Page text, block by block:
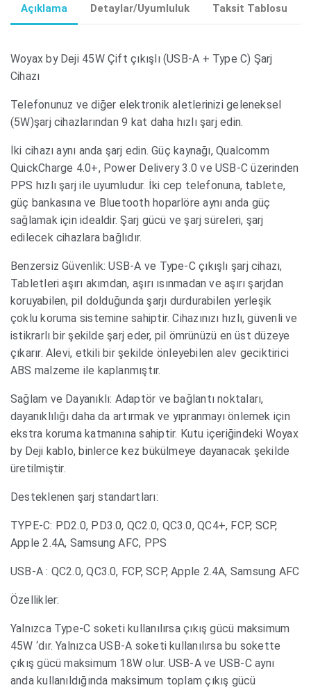
Açıklama Detaylar/Uyumluluk Taksit Tablosu
Woyax by Deji 45W Çift çıkışlı (USB-A + Type C) Şarj
Cihazı
Telefonunuz ve diğer elektronik aletlerinizi geleneksel
(5W)şarj cihazlarından 9 kat daha hızlı şarj edin.
İki cihazı aynı anda şarj edin. Güç kaynağı, Qualcomm
QuickCharge 4.0+, Power Delivery 3.0 ve USB-C üzerinden
PPS hızlı şarj ile uyumludur. İki cep telefonuna, tablete,
güç bankasına ve Bluetooth hoparlöre aynı anda güç
sağlamak için idealdir. Şarj gücü ve şarj süreleri, şarj
edilecek cihazlara bağlıdır.
Benzersiz Güvenlik: USB-A ve Type-C çıkışlı şarj cihazı,
Tabletleri aşırı akımdan, aşırı ısınmadan ve aşırı şarjdan
koruyabilen, pil dolduğunda şarjı durdurabilen yerleşik
çoklu koruma sistemine sahiptir. Cihazınızı hızlı, güvenli ve
istikrarlı bir şekilde şarj eder, pil ömrünüzü en üst düzeye
çıkarır. Alevi, etkili bir şekilde önleyebilen alev geciktirici
ABS malzeme ile kaplanmıştır.
Sağlam ve Dayanıklı: Adaptör ve bağlantı noktaları,
dayanıklılığı daha da artırmak ve yıpranmayı önlemek için
ekstra koruma katmanına sahiptir. Kutu içeriğindeki Woyax
by Deji kablo, binlerce kez bükülmeye dayanacak şekilde
üretilmiştir.
Desteklenen şarj standartları:
TYPE-C: PD2.0, PD3.0, QC2.0, QC3.0, QC4+, FCP, SCP,
Apple 2.4A, Samsung AFC, PPS
USB-A : QC2.0, QC3.0, FCP, SCP, Apple 2.4A, Samsung AFC
Özellikler:
Yalnızca Type-C soketi kullanılırsa çıkış gücü maksimum
45W ‘dır. Yalnızca USB-A soketi kullanılırsa bu sokette
çıkış gücü maksimum 18W olur. USB-A ve USB-C aynı
anda kullanıldığında maksimum toplam çıkış gücü